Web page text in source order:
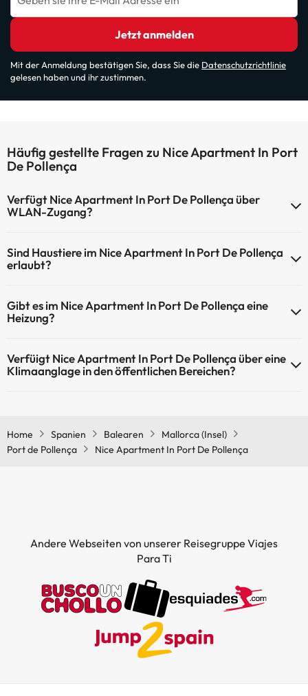
Jetzt anmelden
Mit der Anmeldung bestätigen Sie, dass Sie die Datenschutzrichtlinie
gelesen haben und ihr zustimmen.
Häufig gestellte Fragen zu Nice Apartment In Port
De Pollença
Verfügt Nice Apartment In Port De Pollença über
WLAN-Zugang?
Sind Haustiere im Nice Apartment In Port De Pollença
erlaubt?
Gibt es im Nice Apartment In Port De Pollença eine
Heizung?
Gemeinschaftsräumen.
Verfüigt Nice Apartment In Port De Pollença über eine
Klimaanglage in den öffentlichen Bereichen?
Home
Spanien Balearen
Mallorca (Insel)
Port de Pollença
Nice Apartment In Port De Pollença
Andere Webseiten von unserer Reisegruppe Viajes
Para Ti